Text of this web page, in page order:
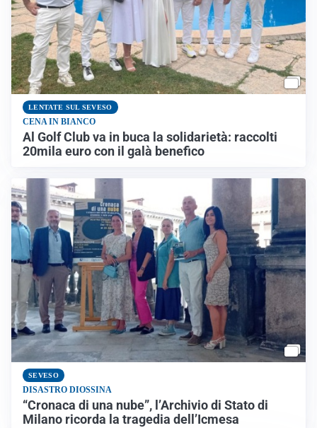
LENTATE SUL SEVESO
CENA IN BIANCO
Al Golf Club va in buca la solidarietà: raccolti
20mila euro con il galà benefico
SEVESO
DISASTRO DIOSSINA
“Cronaca di una nube”, l’Archivio di Stato di
Milano ricorda la tragedia dell’Icmesa